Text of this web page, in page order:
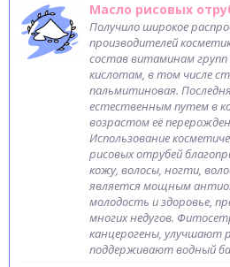
Масло рисовых
Получило широкое
производителей
состав витаминам
кислотам, в том числе
пальмитиновая.
естественным путем в
возрастом её
Использование
рисовых отрубей
кожу, волосы, ногти,
является мощным
молодость и здоровье,
многих недугов.
канцерогены, улучшают
поддерживают водный